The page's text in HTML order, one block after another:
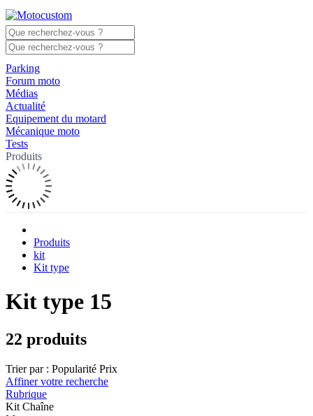
Parking
Forum moto
Médias
Actualité
Equipement du motard
Mécanique moto
Tests
Produits
Produits
kit
Kit type
Kit type 15
22 produits
Trier par : Popularité Prix
Affiner votre recherche
Rubrique
Kit Chaîne